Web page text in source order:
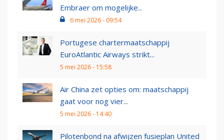
Embraer om mogelijke...
6 mei 2026 - 09:54
Portugese chartermaatschappij
EuroAtlantic Airways strikt...
5 mei 2026 - 15:58
Air China zet opties om: maatschappij
gaat voor nog vier...
5 mei 2026 - 14:40
Pilotenbond na afwijzen fusieplan United